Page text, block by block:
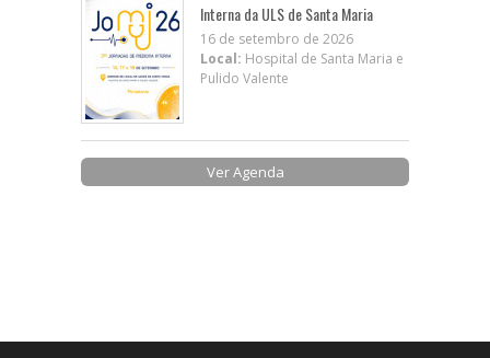
Interna da ULS de Santa Maria
16 de setembro de 2026
Local: Hospital de Santa Maria e
Pulido Valente
Ver Agenda